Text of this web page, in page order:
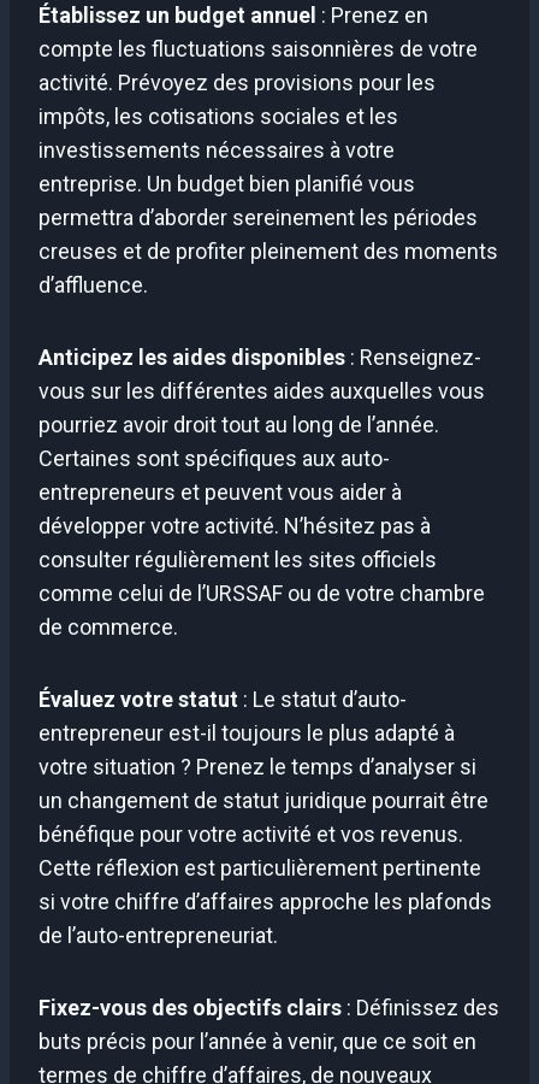
Établissez un budget annuel : Prenez en
compte les fluctuations saisonnières de votre
activité. Prévoyez des provisions pour les
impôts, les cotisations sociales et les
investissements nécessaires à votre
entreprise. Un budget bien planifié vous
permettra d’aborder sereinement les périodes
creuses et de profiter pleinement des moments
d’affluence.
Anticipez les aides disponibles : Renseignez-
vous sur les différentes aides auxquelles vous
pourriez avoir droit tout au long de l’année.
Certaines sont spécifiques aux auto-
entrepreneurs et peuvent vous aider à
développer votre activité. N’hésitez pas à
consulter régulièrement les sites officiels
comme celui de l’URSSAF ou de votre chambre
de commerce.
Évaluez votre statut : Le statut d’auto-
entrepreneur est-il toujours le plus adapté à
votre situation ? Prenez le temps d’analyser si
un changement de statut juridique pourrait être
bénéfique pour votre activité et vos revenus.
Cette réflexion est particulièrement pertinente
si votre chiffre d’affaires approche les plafonds
de l’auto-entrepreneuriat.
Fixez-vous des objectifs clairs : Définissez des
buts précis pour l’année à venir, que ce soit en
termes de chiffre d’affaires, de nouveaux